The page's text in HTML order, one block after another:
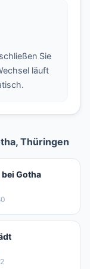
Sie
läuft
Thüringen
Gotha